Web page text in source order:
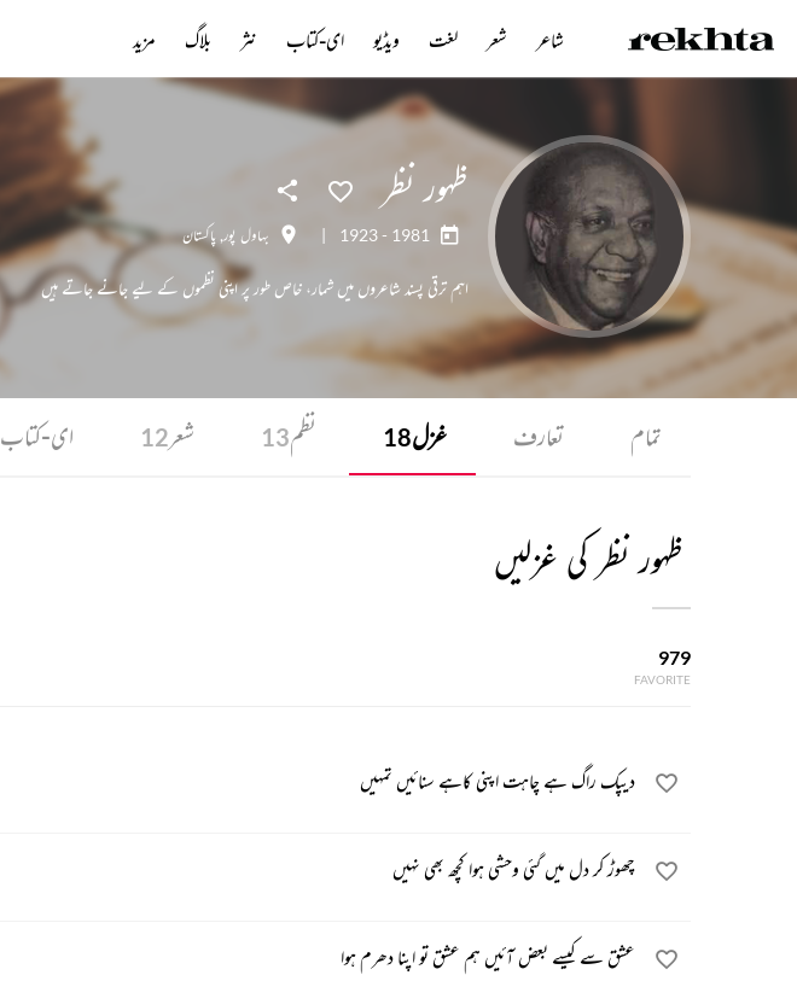
ظہور نظر
1923 - 1981
| بہاول پور, پاکستان
اہم ترقی پسند شاعروں میں شمار، خاص طور پر اپنی نظموں کے لیے جانے جاتے ہیں
تمام تعارف غزل18 نظم13 شعر12 ای-کتاب
ظہور نظر کی غزلیں
979
FAVORITE
دیپک راگ ہے چاہت اپنی کاہے سنائیں تمہیں
چھوڑ کر دل میں گئی وحشی ہوا کچھ بھی نہیں
عشق سے کیسے بعض آئیں ہم عشق تو اپنا دھرم ہوا
شاعر شعر لغت ویڈیو ای-کتاب نثر بلاگ مزید